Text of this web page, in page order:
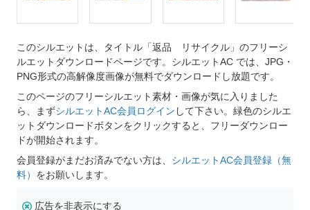
このシルエットは、タイトル「返品 リサイクル」のフリーシ
ルエットダウンロードページです。シルエットAC では、JPG・
PNG形式の高解像度画像が無料でダウンロードし放題です。
このページのフリーシルエット素材・画像が気に入りました
ら、まずシルエットAC会員ログイン して下さい。緑色のシルエ
ットダウンロードボタンをクリックすると、フリーダウンロー
ドが開始されます。
会員登録がまだお済みでない方は、 シルエットAC会員登録（無
料） をお願いします。
広告を非表示にする